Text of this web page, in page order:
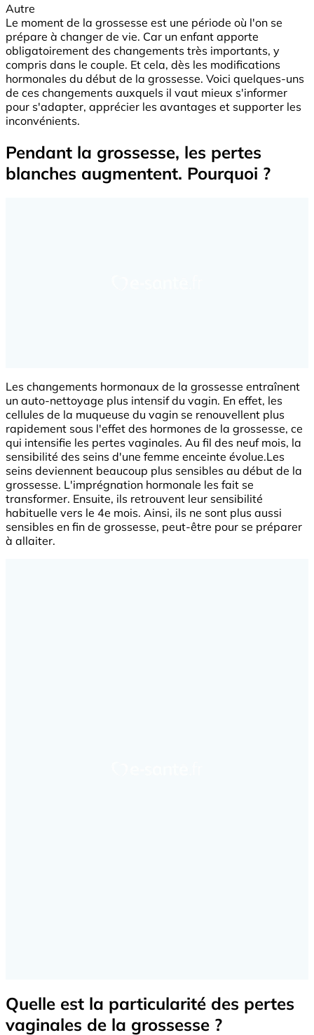
Autre
Le moment de la grossesse est une période où l'on se
prépare à changer de vie. Car un enfant apporte
obligatoirement des changements très importants, y
compris dans le couple. Et cela, dès les modifications
hormonales du début de la grossesse. Voici quelques-uns
de ces changements auxquels il vaut mieux s'informer
pour s'adapter, apprécier les avantages et supporter les
inconvénients.
Pendant la grossesse, les pertes
blanches augmentent. Pourquoi ?
Les changements hormonaux de la grossesse entraînent
un auto-nettoyage plus intensif du vagin. En effet, les
cellules de la muqueuse du vagin se renouvellent plus
rapidement sous l'effet des hormones de la grossesse, ce
qui intensifie les pertes vaginales. Au fil des neuf mois, la
sensibilité des seins d'une femme enceinte évolue.Les
seins deviennent beaucoup plus sensibles au début de la
grossesse. L'imprégnation hormonale les fait se
transformer. Ensuite, ils retrouvent leur sensibilité
habituelle vers le 4e mois. Ainsi, ils ne sont plus aussi
sensibles en fin de grossesse, peut-être pour se préparer
à allaiter.
Quelle est la particularité des pertes
vaginales de la grossesse ?